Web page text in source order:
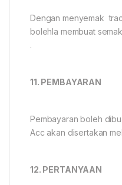
Dengan menyemak
bolehla membuat
.
11. PEMBAYARAN
Pembayaran boleh
Acc akan disertakan
12. PERTANYAAN